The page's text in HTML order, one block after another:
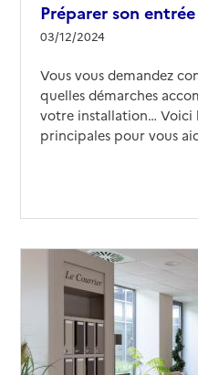
Préparer son
03/12/2024
Vous vous demandez
quelles démarches
votre installation… Voici
principales pour vous